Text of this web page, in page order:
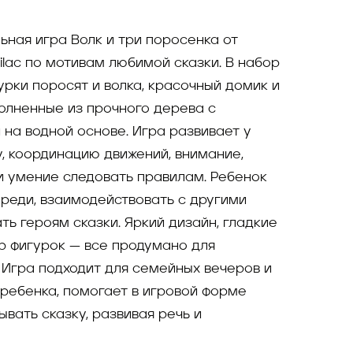
игра Волк и три поросенка от
по мотивам любимой сказки. В набор
поросят и волка, красочный домик и
из прочного дерева с
водной основе. Игра развивает у
координацию движений, внимание,
умение следовать правилам. Ребенок
взаимодействовать с другими
героям сказки. Яркий дизайн, гладкие
фигурок — все продумано для
подходит для семейных вечеров и
помогает в игровой форме
сказку, развивая речь и